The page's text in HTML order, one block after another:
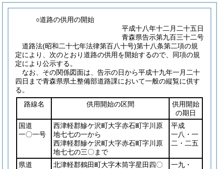
○道路の供用の開始
平成十八年十二月二十五日
青森県告示第九百三十二号
道路法(昭和二十七年法律第百八十号)第十八条第二項の規
定により、次のとおり道路の供用を開始するので、同項の規
定により公示する。
なお、その関係図面は、告示の日から平成十九年一月二十
四日まで青森県県土整備部道路課において一般の縦覧に供す
る。
路線名
供用開始の区間
供用開始
の期日
国道
一〇一号
西津軽郡鰺ケ沢町大字赤石町字川原
地七七の一から
西津軽郡鰺ケ沢町大字赤石町字川原
地七七の三〇まで
平成
一八・一
二・二五
県道
北津軽郡鶴田町大字木筒字星田四〇
一九・